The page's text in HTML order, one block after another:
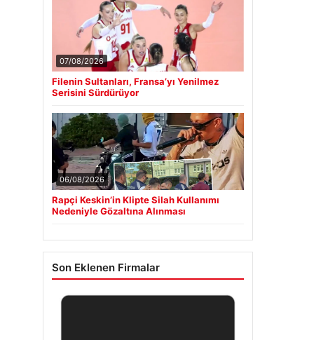
07/08/2026
Filenin Sultanları, Fransa’yı Yenilmez
Serisini Sürdürüyor
06/08/2026
Rapçi Keskin’in Klipte Silah Kullanımı
Nedeniyle Gözaltına Alınması
Son Eklenen Firmalar